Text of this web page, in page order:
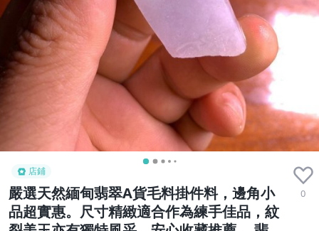
店鋪
嚴選天然緬甸翡翠A貨毛料掛件料，邊角小
品超實惠。尺寸精緻適合作為練手佳品，紋
0